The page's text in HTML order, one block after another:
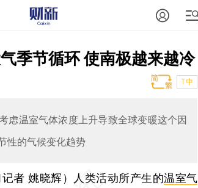
季节循环 使南极越来越冷
T中
虑温室气体浓度上升导致全球变暖这个因
性的气候变化趋势
者 姚晓辉） 人类活动所产生的温室气